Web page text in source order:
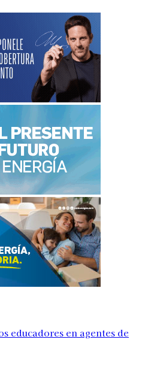
educadores en agentes de